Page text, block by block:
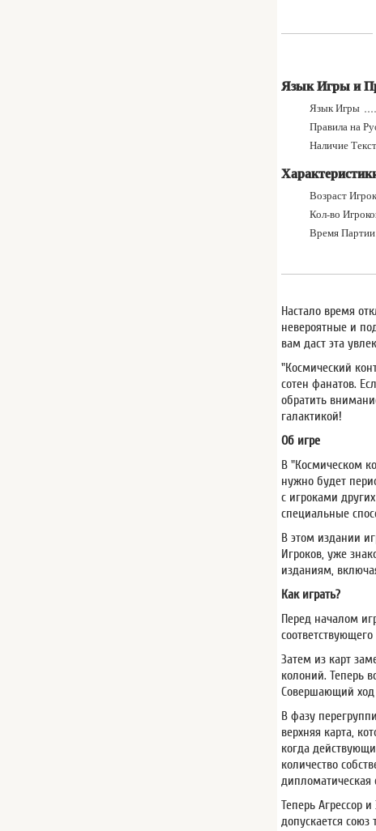
Язык Игры и
Язык Игры
Правила на
Наличие Текста
Возраст
Кол-во
Время Партии
Настало время
невероятные и
вам даст эта
"Космический
сотен фанатов.
обратить
галактикой!
Об игре
В "Космическом
нужно будет
с игроками
специальные
В этом издании
Игроков, уже
изданиям,
Как играть?
Перед началом
соответствующего
Затем из карт
колоний. Теперь
Совершающий ход
В фазу
верхняя карта,
когда
количество
дипломатическая
Теперь Агрессор
допускается